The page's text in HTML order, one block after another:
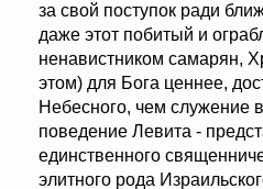
за свой поступок ради
даже этот побитый и
ненавистником самарян,
этом) для Бога ценнее,
Небесного, чем служение
поведение Левита -
единственного
элитного рода